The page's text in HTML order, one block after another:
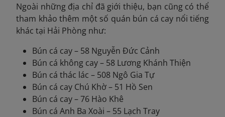
Ngoài những địa chỉ đã giới thiệu, bạn cũng có thể
tham khảo thêm một số quán bún cá cay nổi tiếng
khác tại Hải Phòng như:
Bún cá cay – 58 Nguyễn Đức Cảnh
Bún cá không cay – 58 Lương Khánh Thiện
Bún cá thác lác – 508 Ngô Gia Tự
Bún cá cay Chú Khờ – 51 Hồ Sen
Bún cá cay – 76 Hào Khê
Bún cá Anh Ba Xoài – 55 Lạch Tray